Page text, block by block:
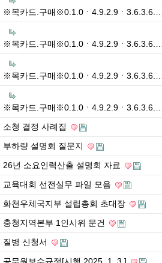
※목카드.구매※0.1.0ㆍ4.9.2.9ㆍ3.6.3.6.…
※목카드.구매※0.1.0ㆍ4.9.2.9ㆍ3.6.3.6.…
※목카드.구매※0.1.0ㆍ4.9.2.9ㆍ3.6.3.6.…
※목카드.구매※0.1.0ㆍ4.9.2.9ㆍ3.6.3.6.…
소청 결정 사례집
부하량 설명회 질문지
26년 소요인력산출 설명회 자료
교육대회 선전실무 파일 모음
화천우체국지부 설립총회 초대장
충청지역본부 1인시위 문건
질병 신청서